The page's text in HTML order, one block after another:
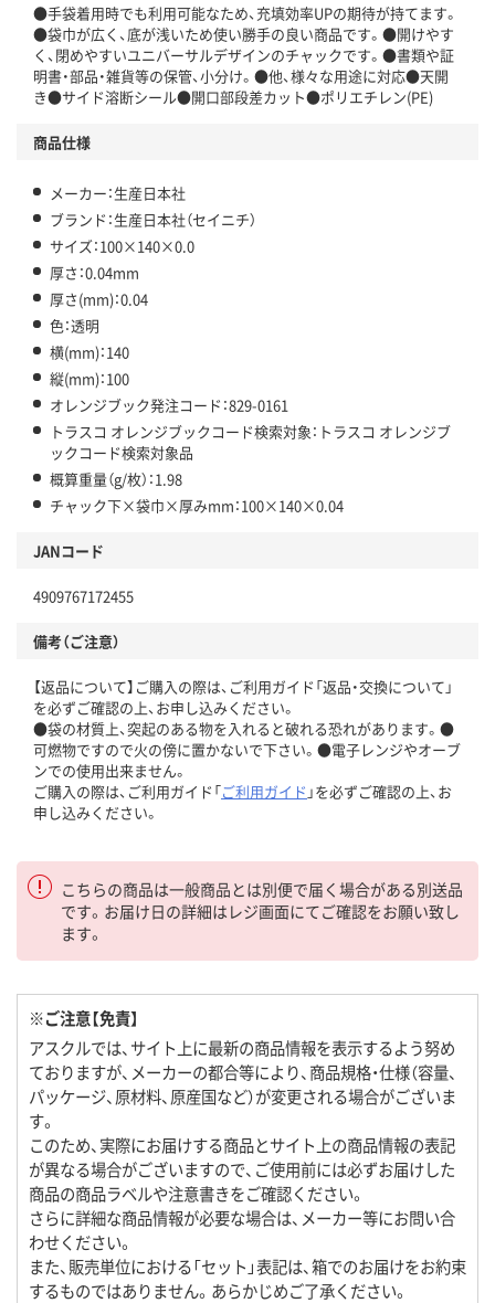
●手袋着用時でも利用可能なため、充填効率UPの期待が持てます。
●袋巾が広く、底が浅いため使い勝手の良い商品です。●開けやす
く、閉めやすいユニバーサルデザインのチャックです。●書類や証
明書・部品・雑貨等の保管、小分け。●他、様々な用途に対応●天開
き●サイド溶断シール●開口部段差カット●ポリエチレン(PE)
商品仕様
メーカー：生産日本社
ブランド：生産日本社（セイニチ）
サイズ：100×140×0.0
厚さ：0.04mm
厚さ(mm)：0.04
色：透明
横(mm)：140
縦(mm)：100
オレンジブック発注コード：829-0161
トラスコ オレンジブックコード検索対象：トラスコ オレンジブ
ックコード検索対象品
概算重量（g/枚）：1.98
チャック下×袋巾×厚みmm：100×140×0.04
JANコード
4909767172455
備考（ご注意）
【返品について】ご購入の際は、ご利用ガイド「返品・交換について」
を必ずご確認の上、お申し込みください。
●袋の材質上、突起のある物を入れると破れる恐れがあります。●
可燃物ですので火の傍に置かないで下さい。●電子レンジやオーブ
ンでの使用出来ません。
ご購入の際は、ご利用ガイド「ご利用ガイド 」を必ずご確認の上、お
申し込みください。
こちらの商品は一般商品とは別便で届く場合がある別送品
です。お届け日の詳細はレジ画面にてご確認をお願い致し
ます。
※ご注意【免責】
アスクルでは、サイト上に最新の商品情報を表示するよう努め
ておりますが、メーカーの都合等により、商品規格・仕様（容量、
パッケージ、原材料、原産国など）が変更される場合がございま
す。
このため、実際にお届けする商品とサイト上の商品情報の表記
が異なる場合がございますので、ご使用前には必ずお届けした
商品の商品ラベルや注意書きをご確認ください。
さらに詳細な商品情報が必要な場合は、メーカー等にお問い合
わせください。
また、販売単位における「セット」表記は、箱でのお届けをお約束
するものではありません。あらかじめご了承ください。